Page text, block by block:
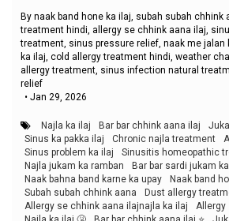
By naak band hone ka ilaj, subah subah chhink
treatment hindi, allergy se chhink aana ilaj,
treatment, sinus pressure relief, naak me jalan
ka ilaj, cold allergy treatment hindi, weather
allergy treatment, sinus infection natural
relief
• Jan 29, 2026
Najla ka ilaj Bar bar chhink aana ilaj
Sinus ka pakka ilaj
Chronic najla treatment
Sinus problem ka ilaj
Sinusitis homeopathic
Najla jukam ka ramban
Bar bar sardi jukam
Naak bahna band karne ka upay
Naak band
Subah subah chhink aana
Dust allergy
Allergy se chhink aana ilajnajla ka ilaj
Allergy